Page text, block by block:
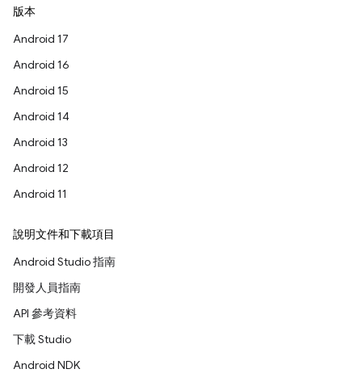
版本
Android 17
Android 16
Android 15
Android 14
Android 13
Android 12
Android 11
說明文件和下載項目
Android Studio 指南
開發人員指南
API 參考資料
下載 Studio
Android NDK